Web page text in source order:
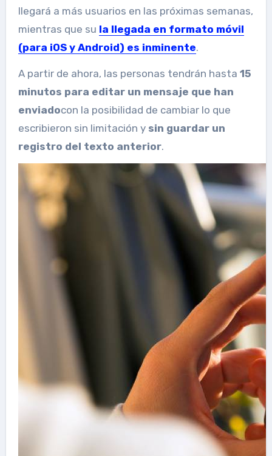
llegará a más usuarios en las próximas semanas,
mientras que su la llegada en formato móvil
(para iOS y Android) es inminente.
A partir de ahora, las personas tendrán hasta 15
minutos para editar un mensaje que han
enviadocon la posibilidad de cambiar lo que
escribieron sin limitación y sin guardar un
registro del texto anterior.